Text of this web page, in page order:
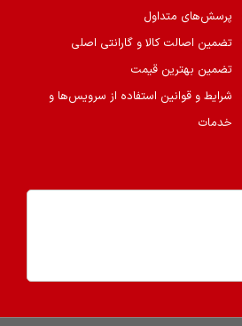
پرسش‌های متداول
تضمین اصالت کالا و گارانتی اصلی
تضمین بهترین قیمت
شرایط و قوانین استفاده از سرویس‌ها و
خدمات